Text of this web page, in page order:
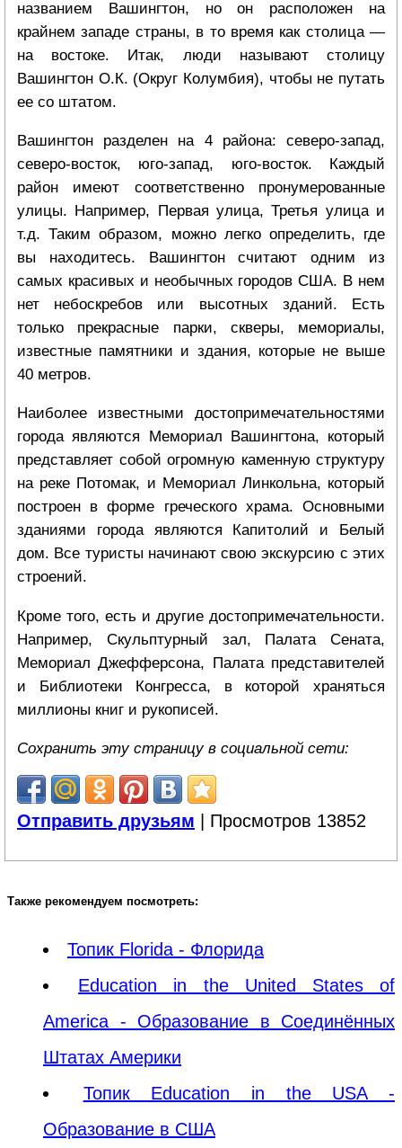
названием Вашингтон, но он расположен на
крайнем западе страны, в то время как столица —
на востоке. Итак, люди называют столицу
Вашингтон О.К. (Округ Колумбия), чтобы не путать
ее со штатом.
Вашингтон разделен на 4 района: северо-запад,
северо-восток, юго-запад, юго-восток. Каждый
район имеют соответственно пронумерованные
улицы. Например, Первая улица, Третья улица и
т.д. Таким образом, можно легко определить, где
вы находитесь. Вашингтон считают одним из
самых красивых и необычных городов США. В нем
нет небоскребов или высотных зданий. Есть
только прекрасные парки, скверы, мемориалы,
известные памятники и здания, которые не выше
40 метров.
Наиболее известными достопримечательностями
города являются Мемориал Вашингтона, который
представляет собой огромную каменную структуру
на реке Потомак, и Мемориал Линкольна, который
построен в форме греческого храма. Основными
зданиями города являются Капитолий и Белый
дом. Все туристы начинают свою экскурсию с этих
строений.
Кроме того, есть и другие достопримечательности.
Например, Скульптурный зал, Палата Сената,
Мемориал Джефферсона, Палата представителей
и Библиотеки Конгресса, в которой храняться
миллионы книг и рукописей.
Сохранить эту страницу в социальной сети:
Отправить друзьям | Просмотров 13852
Также рекомендуем посмотреть:
Топик Florida - Флорида
Education in the United States of
America - Образование в Соединённых
Штатах Америки
Топик Education in the USA -
Образование в США